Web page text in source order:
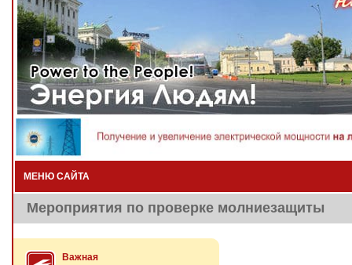
МЕНЮ САЙТА
Мероприятия по проверке молниезащиты
Важная